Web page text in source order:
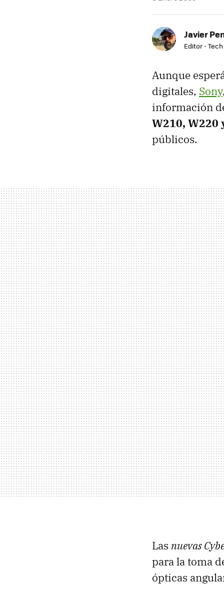
Javier
Editor - Tech
Aunque
digitales, Sony
información
W210, W220
públicos.
Las nuevas
para la toma
ópticas